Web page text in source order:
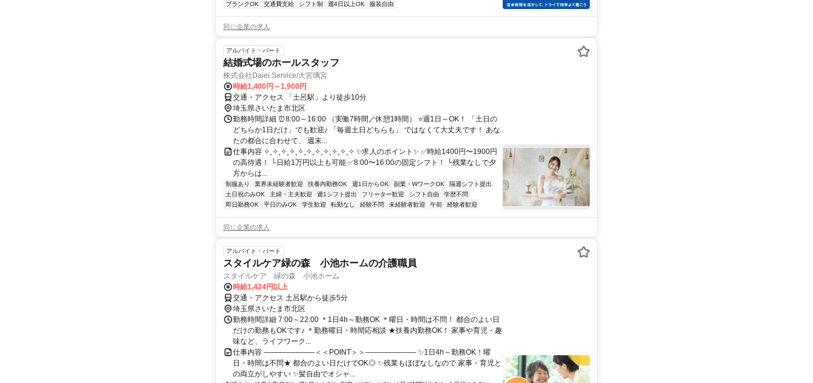
ブランクOK
交通費支給 シフト制 週4日以上OK 服装自由
同じ企業の求人
アルバイト・パート
結婚式場のホールスタッフ
株式会社Daiei Service/大宮璃宮
時給1,400円～1,900円
交通・アクセス 「土呂駅」より徒歩10分
埼玉県さいたま市北区
勤務時間詳細 ⏰8:00～16:00 （実働7時間／休憩1時間） ⭐週1日～OK！ 「土日の
どちらか1日だけ」でも歓迎♪ 「毎週土日どちらも」 ではなくて大丈夫です！ あな
たの都合に合わせて、 週末...
仕事内容 ✧˳✧˳✧˳✧˳✧˳✧˳✧˳✧˳✧˳✧˳✧ ✨求人のポイント✨ ✅時給1400円〜1900円
の高待遇！ └日給1万円以上も可能 ✅8:00〜16:00の固定シフト！ └残業なしで夕
方からは...
制服あり 業界未経験者歓迎 扶養内勤務OK 週1日からOK 副業・WワークOK
隔週シフト提出
土日祝のみOK
主婦・主夫歓迎 週1シフト提出 フリーター歓迎 シフト自由
学歴不問
即日勤務OK
平日のみOK 学生歓迎 転勤なし 経験不問 未経験者歓迎 午前 経験者歓迎
同じ企業の求人
アルバイト・パート
スタイルケア緑の森 小池ホームの介護職員
スタイルケア 緑の森 小池ホーム
時給1,424円以上
交通・アクセス 土呂駅から徒歩5分
埼玉県さいたま市北区
勤務時間詳細 7:00～22:00 ＊1日4h～勤務OK ＊曜日・時間は不問！ 都合のよい日
だけの勤務もOKです♪ ＊勤務曜日・時間応相談 ★扶養内勤務OK！ 家事や育児・趣
味など、ライフワーク...
仕事内容 ―――――――＜＜POINT＞＞――――――― ✨1日4h～勤務OK！曜
日・時間は不問★ 都合のよい日だけでOK◎ ✨残業もほぼなしなので 家事・育児と
の両立がしやすい ✨髪自由でオシャ...